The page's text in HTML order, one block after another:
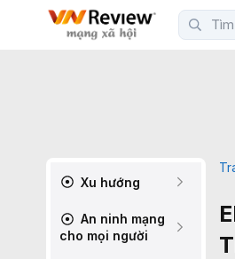
Xu hướng
An ninh mạng
cho mọi người